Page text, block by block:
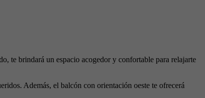
te brindará un espacio acogedor y confortable para relajarte
Además, el balcón con orientación oeste te ofrecerá